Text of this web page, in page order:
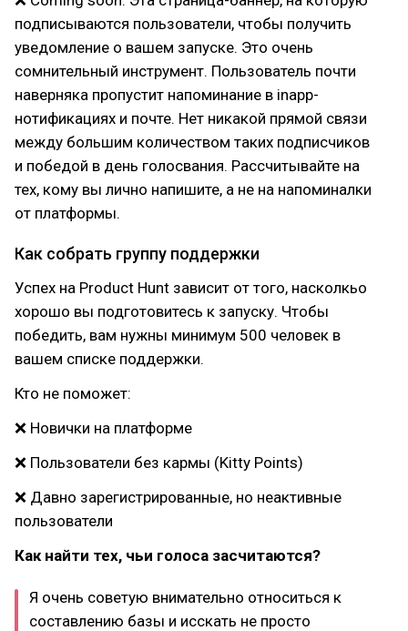
подписываются пользователи, чтобы получить
уведомление о вашем запуске. Это очень
сомнительный инструмент. Пользователь почти
наверняка пропустит напоминание в inapp-
нотификациях и почте. Нет никакой прямой связи
между большим количеством таких подписчиков
и победой в день голосвания. Рассчитывайте на
тех, кому вы лично напишите, а не на напоминалки
от платформы.
Как собрать группу поддержки
Успех на Product Hunt зависит от того, насколкьо
хорошо вы подготовитесь к запуску. Чтобы
победить, вам нужны минимум 500 человек в
вашем списке поддержки.
Кто не поможет:
❌ Новички на платформе
❌ Пользователи без кармы (Kitty Points)
❌ Давно зарегистрированные, но неактивные
пользователи
Как найти тех, чьи голоса засчитаются?
Я очень советую внимательно относиться к
составлению базы и исскать не просто